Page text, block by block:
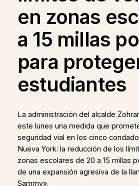
en zonas
a 15 millas
para
estudiantes
La administración del alcalde
este lunes una medida que
seguridad vial en los cinco
Nueva York: la reducción de los
zonas escolares de 20 a 15 millas
de una expansión agresiva de la
Sammy».